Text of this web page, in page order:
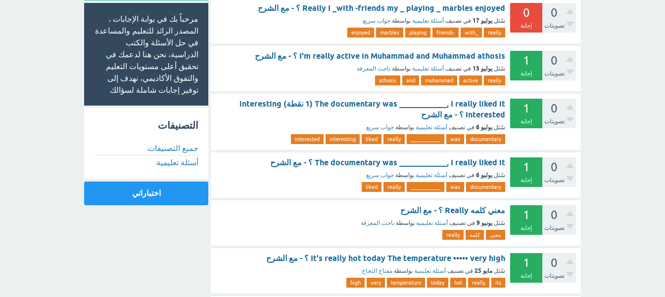
0
تصويتات
0
إجابة
Really I _with -friends my _ playing _ marbles enjoyed ؟ - مع الشرح
سُئل يوليو 17 في تصنيف أسئلة تعليمية بواسطة جواب سريع
really
-friends
playing
marbles
enjoyed
0
تصويتات
1
إجابة
I'm really active in Muhammad and Muhammad athosis ؟ - مع الشرح
سُئل يوليو 13 في تصنيف أسئلة تعليمية بواسطة باحث المعرفة
really
active
muhammad
and
athosis
0
تصويتات
1
إجابة
The documentary was ____________, I really liked it (1 نقطة) interesting
interested ؟ - مع الشرح
سُئل يوليو 6 في تصنيف أسئلة تعليمية بواسطة جواب سريع
documentary
was
really
liked
interesting
interested
0
تصويتات
1
إجابة
The documentary was ____________, I really liked it ؟ - مع الشرح
سُئل يوليو 6 في تصنيف أسئلة تعليمية بواسطة جواب سريع
documentary
was
really
liked
0
تصويتات
1
إجابة
معني كلمه Really ؟ - مع الشرح
سُئل يونيو 9 في تصنيف أسئلة تعليمية بواسطة باحث المعرفة
معني كلمه really
0
تصويتات
1
إجابة
It's really hot today The temperature ••••• very high ؟ - مع الشرح
سُئل مايو 25 في تصنيف أسئلة تعليمية بواسطة مفتاح النجاح
its
really
hot
today
temperature
very
high
مرحباً بك في بوابة الإجابات ،
المصدر الرائد للتعليم والمساعدة
في حل الأسئلة والكتب
الدراسية، نحن هنا لدعمك في
تحقيق أعلى مستويات التعليم
والتفوق الأكاديمي، نهدف إلى
توفير إجابات شاملة لسؤالك
التصنيفات
جميع التصنيفات
أسئلة تعليمية
اختباراتي